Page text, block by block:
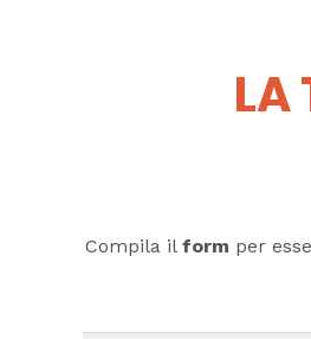
LA
Compila il form per